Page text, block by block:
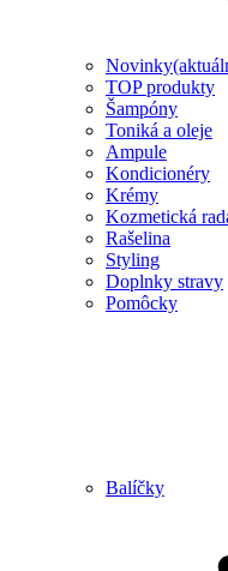
Novinky
TOP produkty
Šampóny
Toniká a oleje
Ampule
Kondicionéry
Krémy
Kozmetická
Rašelina
Styling
Doplnky stravy
Pomôcky
Balíčky